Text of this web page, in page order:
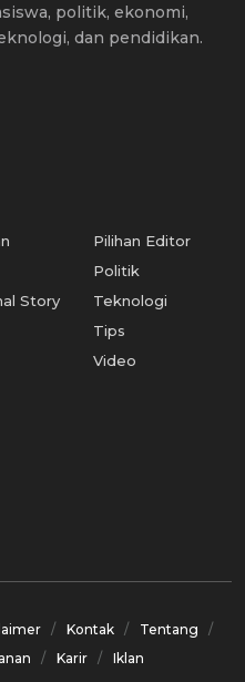
politik, ekonomi,
dan pendidikan.
Story
Pilihan Editor
Politik
Teknologi
Tips
Video
Kontak
Tentang
Karir Iklan